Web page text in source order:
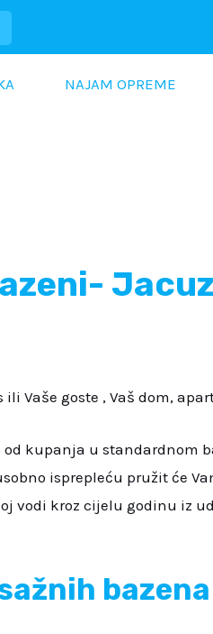
NAJAM OPREME
ili Vaše goste , Vaš dom,
kupanja u standardnom
isprepleću pružit će
vodi kroz cijelu godinu iz
bazena